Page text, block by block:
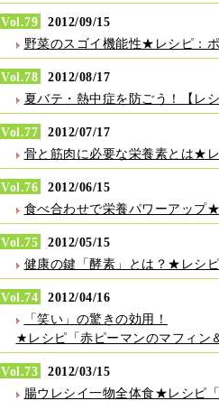
Vol.79
2012/09/15
野菜のスゴイ機能性★レシピ：
Vol.78
2012/08/17
夏バテ・熱中症を防ごう！【レ
Vol.77
2012/07/17
骨と筋肉に必要な栄養素とは★レ
Vol.76
2012/06/15
食べ合わせで栄養パワーアップ
Vol.75
2012/05/15
健康の鍵「酵素」とは？★レシ
Vol.74
2012/04/16
「笑い」の驚きの効用！
★レシピ「赤ピーマンのマフィン
Vol.73
2012/03/15
腸ウレシイ一物全体食★レシピ